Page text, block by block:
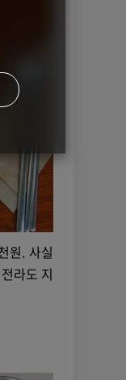
원. 사실
라도 지